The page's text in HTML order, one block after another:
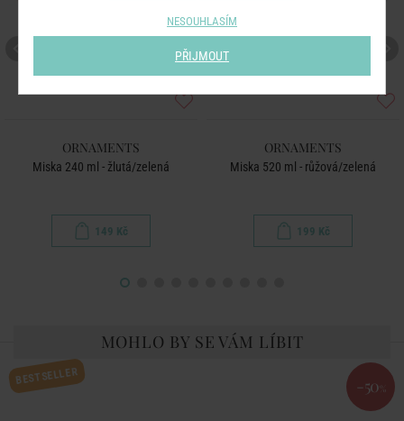
ORNAMENTS
Miska 240 ml - žlutá/zelená
149 Kč
ORNAMENTS
Miska 520 ml - růžová/zelená
199 Kč
MOHLO BY SE VÁM LÍBIT
BESTSELLER -50 %
NESOUHLASÍM
PŘIJMOUT